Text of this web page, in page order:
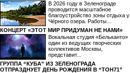
В 2026 году в Зеленограде
проводится масштабное
благоустройство зоны отдыха у
Чёрного озера. Работы...
КОНЦЕРТ «ЭТОТ МИР ПРИДУМАН НЕ НАМИ»
Вокальная студия «Бельканто» ,
один из ведущих творческих
коллективов Москвы,
представит...
ГРУППА “КУБА” ИЗ ЗЕЛЕНОГРАДА
ОТПРАЗДНУЕТ ДЕНЬ РОЖДЕНИЯ В “ТОН71”